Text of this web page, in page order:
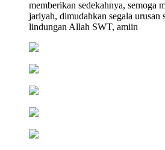
memberikan sedekahnya, semoga
jariyah, dimudahkan segala urusan
lindungan Allah SWT, amiin